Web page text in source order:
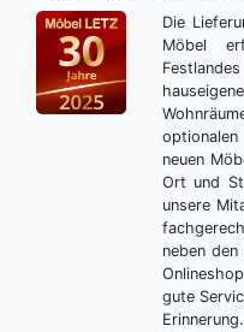
Die
Möbel
neuen
Ort und
unsere
neben
gute